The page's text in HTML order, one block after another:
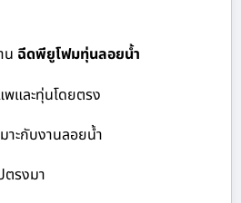
น ฉีดพียูโฟมทุ่นลอยน้ำ
และทุ่นโดยตรง
าะกับงานลอยน้ำ
ตรงมา